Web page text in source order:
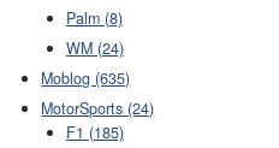
Palm (8)
WM (24)
Moblog (635)
MotorSports (24)
F1 (185)